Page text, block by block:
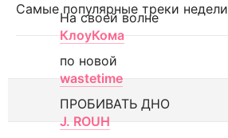
Самые популярные треки недели
На своей волне
КлоуКома
по новой
wastetime
ПРОБИВАТЬ ДНО
J. ROUH